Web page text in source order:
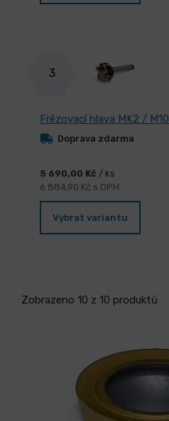
3
Frézovací hlava MK2 / M10
Doprava zdarma
5 690,00 Kč / ks
6 884,90 Kč s DPH
Vybrat variantu
Zobrazeno 10 z 10 produktů